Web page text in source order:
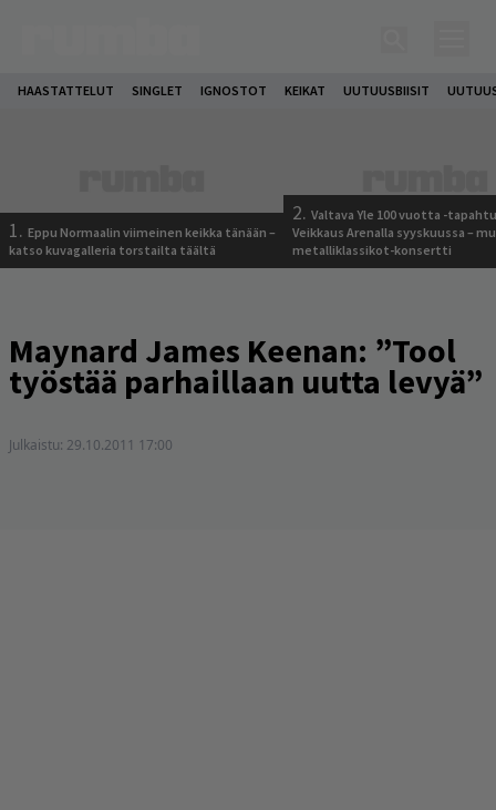
HAASTATTELUT SINGLET IGNOSTOT KEIKAT UUTUUSBIISIT
1. Eppu Normaalin viimeinen keikka tänään –
katso kuvagalleria torstailta täältä
2. Valtava Yle 100 vuotta -
Veikkaus Arenalla syyskuussa –
metalliklassikot-konsertti
Maynard James Keenan: ”Tool
työstää parhaillaan uutta levyä”
Julkaistu: 29.10.2011 17:00